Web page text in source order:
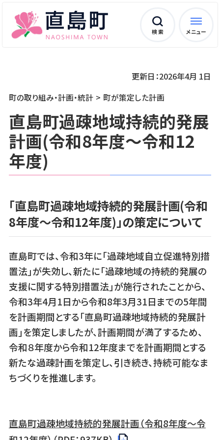
検 索 メニュー
町の取り組み・計画・統計 町が策定した計画
更新日：2026年4月 1日
直島町過疎地域持続的発展
計画(令和8年度～令和12
年度)
「直島町過疎地域持続的発展計画(令和
8年度～令和12年度)」の策定について
直島町では、令和3年に「過疎地域自立促進特別措
置法」が失効し、新たに「過疎地域の持続的発展の
支援に関する特別措置法」が施行されたことから、
令和3年4月1日から令和8年3月31日までの5年間
を計画期間とする「直島町過疎地域持続的発展計
画」を策定しましたが、計画期間が満了するため、
令和８年度から令和12年度までを計画期間とする
新たな過疎計画を策定し、引き続き、持続可能なま
ちづくりを推進します。
直島町過疎地域持続的発展計画（令和8年度～令